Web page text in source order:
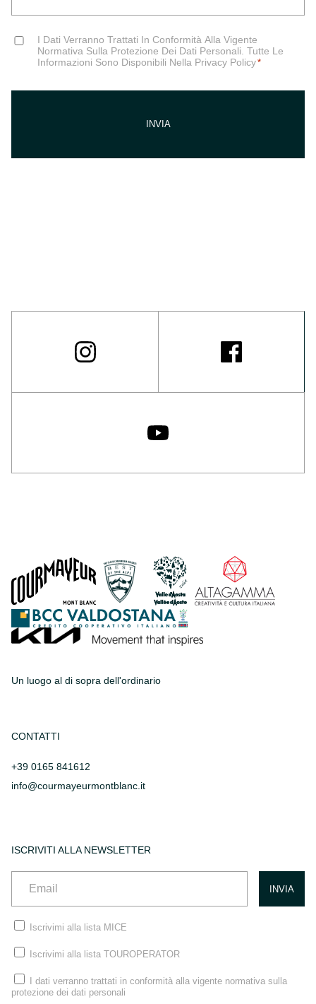
*
I Dati Verranno Trattati In Conformità Alla Vigente
Normativa Sulla Protezione Dei Dati Personali. Tutte Le
Informazioni Sono Disponibili Nella Privacy Policy*
Un luogo al di sopra dell'ordinario
CONTATTI
+39 0165 841612
info@courmayeurmontblanc.it
ISCRIVITI ALLA NEWSLETTER
Iscrivimi alla lista MICE
Iscrivimi alla lista TOUROPERATOR
I dati verranno trattati in conformità alla vigente normativa sulla
protezione dei dati personali